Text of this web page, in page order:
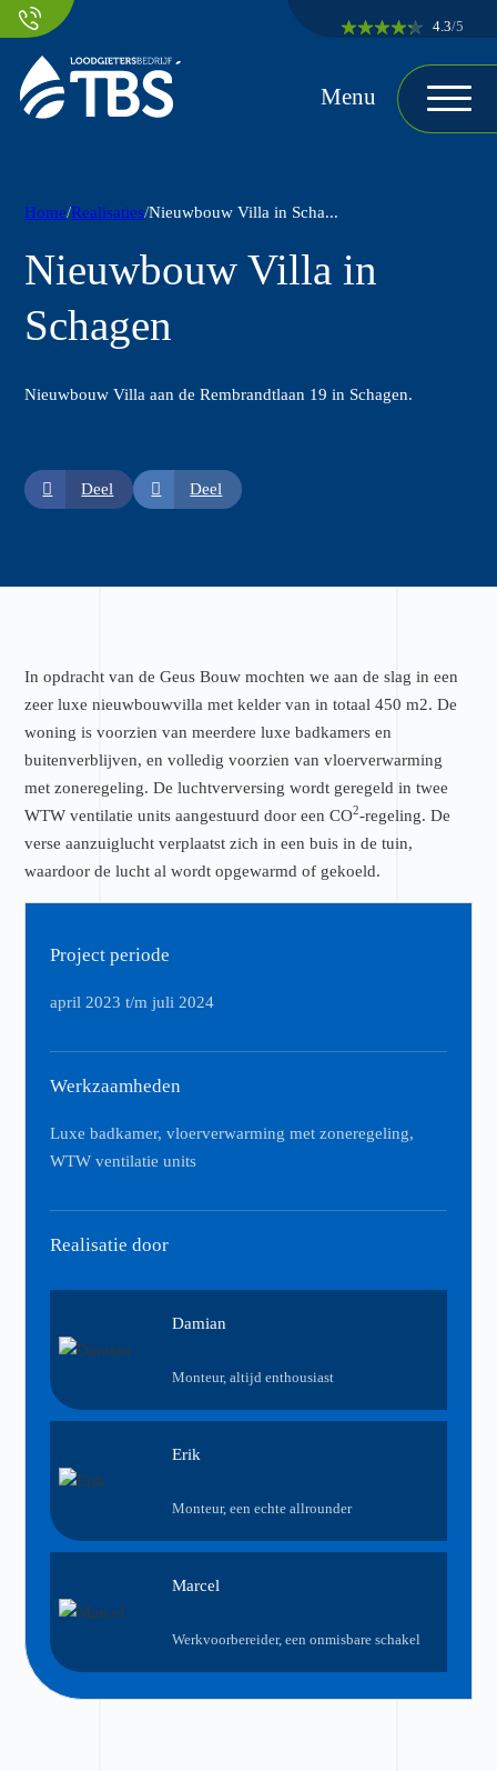
Ga naar hoofdinhoud
Ga naar voettekst 4.3/5
Home Realisaties Nieuwbouw Villa in Scha...
Nieuwbouw Villa in
Schagen
Nieuwbouw Villa aan de Rembrandtlaan 19 in Schagen.
Deel Deel
In opdracht van de Geus Bouw mochten we aan de slag in een
zeer luxe nieuwbouwvilla met kelder van in totaal 450 m2. De
woning is voorzien van meerdere luxe badkamers en
buitenverblijven, en volledig voorzien van vloerverwarming
met zoneregeling. De luchtverversing wordt geregeld in twee
WTW ventilatie units aangestuurd door een CO2-regeling. De
verse aanzuiglucht verplaatst zich in een buis in de tuin,
waardoor de lucht al wordt opgewarmd of gekoeld.
Project periode
april 2023 t/m juli 2024
Werkzaamheden
Luxe badkamer, vloerverwarming met zoneregeling,
WTW ventilatie units
Realisatie door
Damian
Monteur, altijd enthousiast
Erik
Monteur, een echte allrounder
Marcel
Werkvoorbereider, een onmisbare schakel